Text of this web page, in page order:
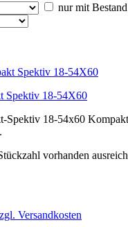
nur mit Bestand
Spektiv 18-54X60
18-54x60
Versandkosten